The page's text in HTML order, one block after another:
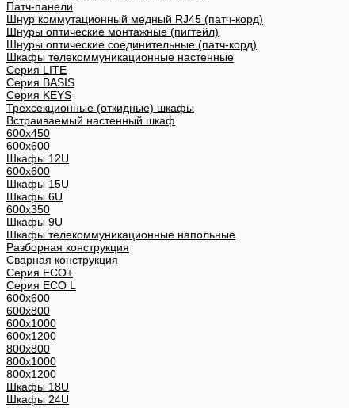
Патч-панели
Шнур коммутационный медный RJ45 (патч-корд)
Шнуры оптические монтажные (пигтейл)
Шнуры оптические соединительные (патч-корд)
Шкафы телекоммуникационные настенные
Cерия LITE
Cерия BASIS
Cерия KEYS
Трехсекционные (откидные) шкафы
Встраиваемый настенный шкаф
600x450
600x600
Шкафы 12U
600x600
Шкафы 15U
Шкафы 6U
600x350
Шкафы 9U
Шкафы телекоммуникационные напольные
Разборная конструкция
Сварная конструкция
Серия ECO+
Серия ECO L
600x600
600x800
600х1000
600х1200
800x800
800х1000
800х1200
Шкафы 18U
Шкафы 24U